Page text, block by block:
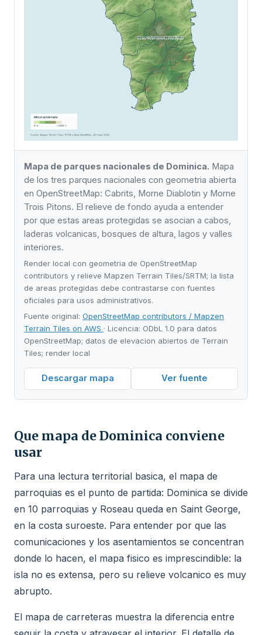
Mapa de parques nacionales de Dominica. Mapa
de los tres parques nacionales con geometria abierta
en OpenStreetMap: Cabrits, Morne Diablotin y Morne
Trois Pitons. El relieve de fondo ayuda a entender
por que estas areas protegidas se asocian a cabos,
laderas volcanicas, bosques de altura, lagos y valles
interiores.
Render local con geometria de OpenStreetMap
contributors y relieve Mapzen Terrain Tiles/SRTM; la lista
de areas protegidas debe contrastarse con fuentes
oficiales para usos administrativos.
Fuente original: OpenStreetMap contributors / Mapzen
Terrain Tiles on AWS · Licencia: ODbL 1.0 para datos
OpenStreetMap; datos de elevacion abiertos de Terrain
Tiles; render local
Descargar mapa Ver fuente
Que mapa de Dominica conviene
usar
Para una lectura territorial basica, el mapa de
parroquias es el punto de partida: Dominica se divide
en 10 parroquias y Roseau queda en Saint George,
en la costa suroeste. Para entender por que las
comunicaciones y los asentamientos se concentran
donde lo hacen, el mapa fisico es imprescindible: la
isla no es extensa, pero su relieve volcanico es muy
abrupto.
El mapa de carreteras muestra la diferencia entre